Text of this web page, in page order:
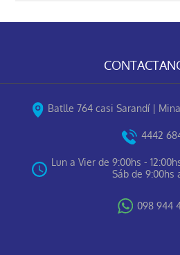
Batlle 764 casi Sarandí |
4442
Lun a Vier de 9:00hs -
Sáb de 9:00hs
098 944